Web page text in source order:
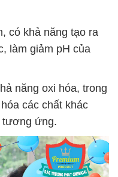
có khả năng tạo ra
làm giảm pH của
năng oxi hóa, trong
các chất khác
tương ứng.